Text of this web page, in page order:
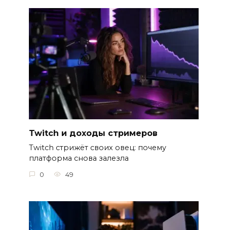
Twitch и доходы стримеров
Twitch стрижёт своих овец: почему
платформа снова залезла
0 49